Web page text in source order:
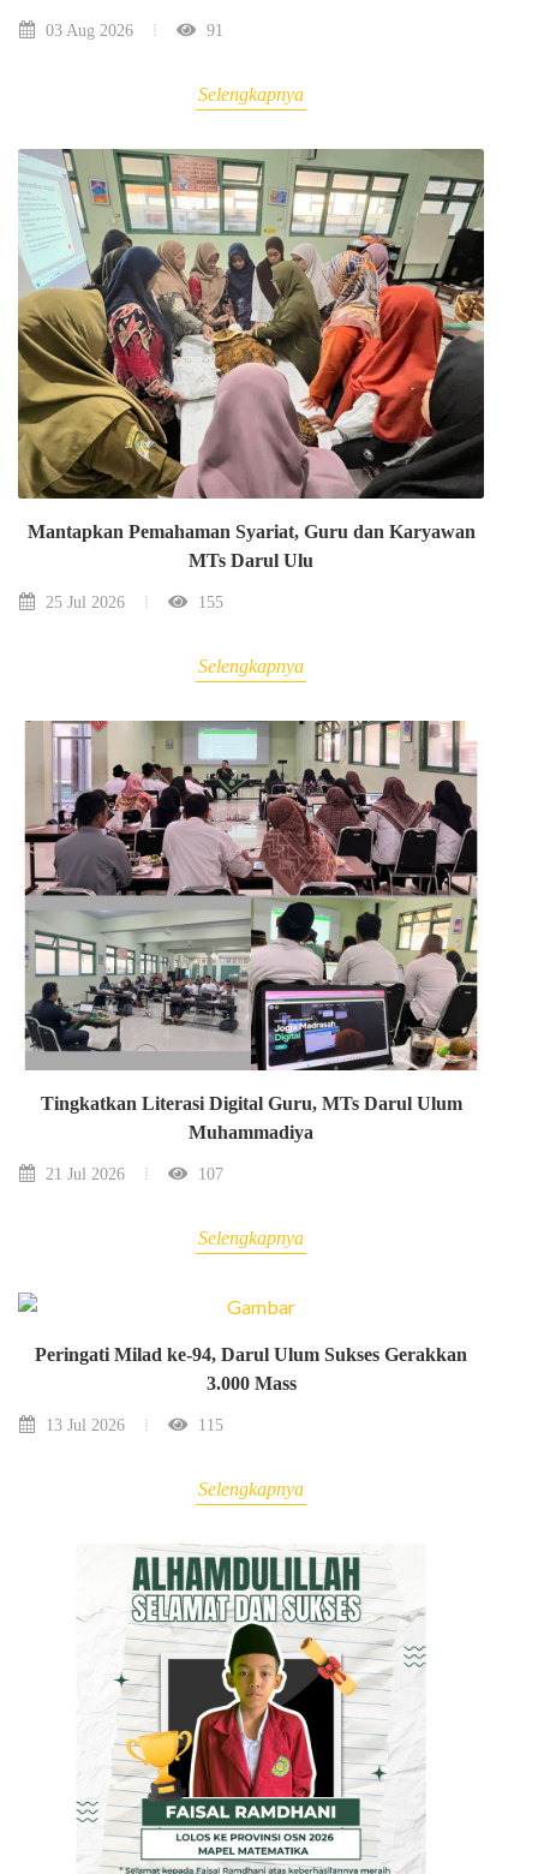
03 Aug 2026 91
Selengkapnya
Mantapkan Pemahaman Syariat, Guru dan Karyawan
MTs Darul Ulu
25 Jul 2026 155
Selengkapnya
Tingkatkan Literasi Digital Guru, MTs Darul Ulum
Muhammadiya
21 Jul 2026 107
Selengkapnya
Peringati Milad ke-94, Darul Ulum Sukses Gerakkan
3.000 Mass
13 Jul 2026 115
Selengkapnya